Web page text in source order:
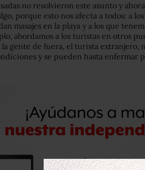
no resolvieron este asunto y
porque esto nos afecta a todos: a
masajes en la playa y a los que
abordamos a los turistas en otros
la gente de fuera, el turista extranjero,
y se pueden hasta enfermar